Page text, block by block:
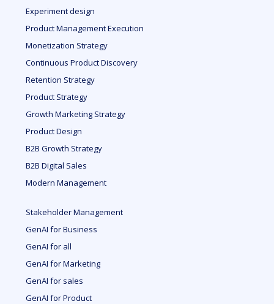
Experiment design
Product Management Execution
Monetization Strategy
Continuous Product Discovery
Retention Strategy
Product Strategy
Growth Marketing Strategy
Product Design
B2B Growth Strategy
B2B Digital Sales
Modern Management
Stakeholder Management
GenAI for Business
GenAI for all
GenAI for Marketing
GenAI for sales
GenAI for Product